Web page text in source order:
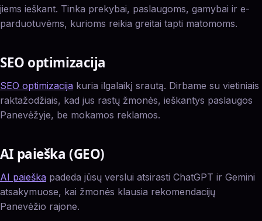
jiems ieškant. Tinka prekybai, paslaugoms, gamybai ir e-
parduotuvėms, kurioms reikia greitai tapti matomoms.
SEO optimizacija
SEO optimizacija kuria ilgalaikį srautą. Dirbame su vietiniais
raktažodžiais, kad jus rastų žmonės, ieškantys paslaugos
Panevėžyje, be mokamos reklamos.
AI paieška (GEO)
AI paieška padeda jūsų verslui atsirasti ChatGPT ir Gemini
atsakymuose, kai žmonės klausia rekomendacijų
Panevėžio rajone.